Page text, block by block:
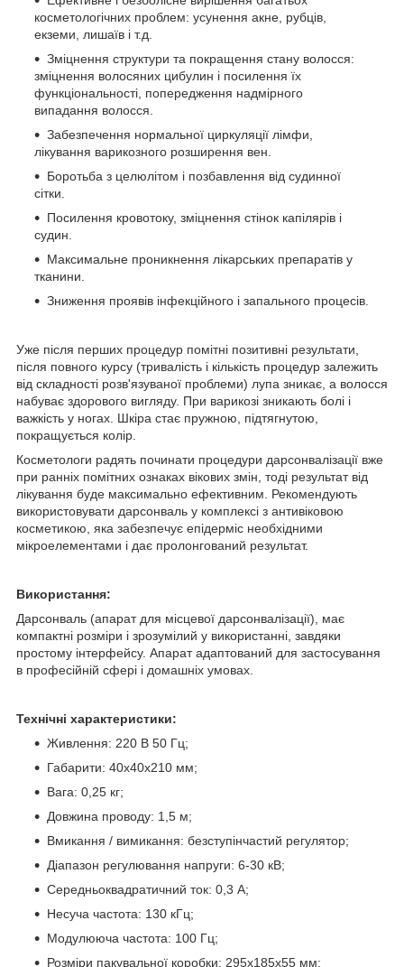
косметологічних проблем: усунення акне, рубців,
екземи, лишаїв і т.д.
Зміцнення структури та покращення стану волосся:
зміцнення волосяних цибулин і посилення їх
функціональності, попередження надмірного
випадання волосся.
Забезпечення нормальної циркуляції лімфи,
лікування варикозного розширення вен.
Боротьба з целюлітом і позбавлення від судинної
сітки.
Посилення кровотоку, зміцнення стінок капілярів і
судин.
Максимальне проникнення лікарських препаратів у
тканини.
Зниження проявів інфекційного і запального процесів.
Уже після перших процедур помітні позитивні результати,
після повного курсу (тривалість і кількість процедур залежить
від складності розв'язуваної проблеми) лупа зникає, а волосся
набуває здорового вигляду. При варикозі зникають болі і
важкість у ногах. Шкіра стає пружною, підтягнутою,
покращується колір.
Косметологи радять починати процедури дарсонвалізації вже
при ранніх помітних ознаках вікових змін, тоді результат від
лікування буде максимально ефективним. Рекомендують
використовувати дарсонваль у комплексі з антивіковою
косметикою, яка забезпечує епідерміс необхідними
мікроелементами і дає пролонгований результат.
Використання:
Дарсонваль (апарат для місцевої дарсонвалізації), має
компактні розміри і зрозумілий у використанні, завдяки
простому інтерфейсу. Апарат адаптований для застосування
в професійній сфері і домашніх умовах.
Технічні характеристики:
Живлення: 220 В 50 Гц;
Габарити: 40х40х210 мм;
Вага: 0,25 кг;
Довжина проводу: 1,5 м;
Вмикання / вимикання: безступінчастий регулятор;
Діапазон регулювання напруги: 6-30 кВ;
Середньоквадратичний ток: 0,3 А;
Несуча частота: 130 кГц;
Модулююча частота: 100 Гц;
Розміри пакувальної коробки: 295х185х55 мм;